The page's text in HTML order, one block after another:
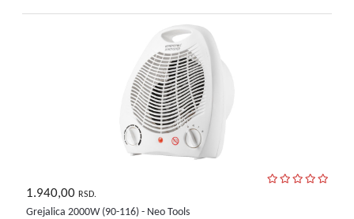
1.940,00 RSD.
Grejalica 2000W (90-116) - Neo Tools